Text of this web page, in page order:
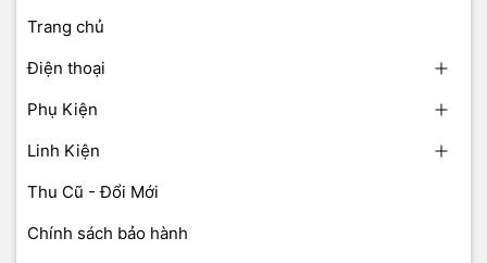
Trang chủ
Điện thoại
Phụ Kiện
Linh Kiện
Thu Cũ - Đổi Mới
Chính sách bảo hành